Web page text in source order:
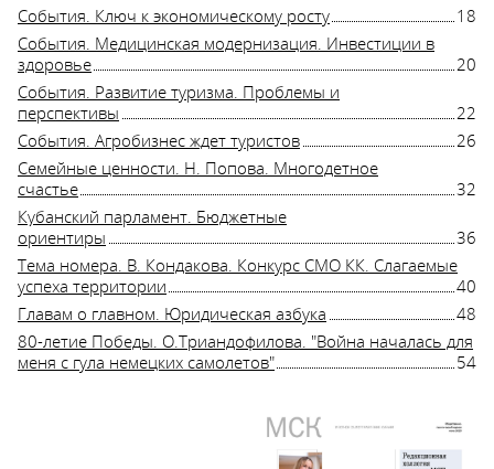
События. Ключ к экономическому росту
18
События. Медицинская модернизация. Инвестиции в
здоровье
20
События. Развитие туризма. Проблемы и
перспективы
22
События. Агробизнес ждет туристов
26
Семейные ценности. Н. Попова. Многодетное
счастье
32
Кубанский парламент. Бюджетные
ориентиры
36
Тема номера. В. Кондакова. Конкурс СМО КК. Слагаемые
успеха территории
40
Главам о главном. Юридическая азбука
48
80-летие Победы. О.Триандофилова. "Война началась для
меня с гула немецких самолетов"
54